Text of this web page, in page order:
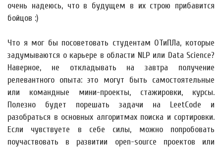
очень надеюсь, что в будущем в их строю прибавится
бойцов :)
Что я мог бы посоветовать студентам ОТиПЛа, которые
задумываются о карьере в области NLP или Data Science?
Наверное, не откладывать на завтра получение
релевантного опыта: это могут быть самостоятельные
или командные мини-проекты, стажировки, курсы.
Полезно будет порешать задачи на LeetCode и
разобраться в основных алгоритмах поиска и сортировки.
Если чувствуете в себе силы, можно попробовать
поучаствовать в развитии open-source проектов или